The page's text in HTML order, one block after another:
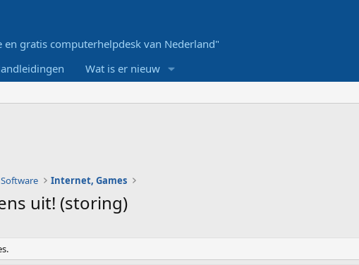
gratis computerhelpdesk van Nederland"
Wat is er nieuw
Software Internet, Games
uit! (storing)